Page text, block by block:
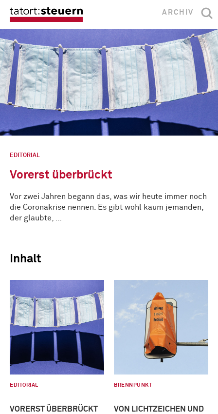
ARCHIV
EDITORIAL
Vorerst überbrückt
Vor zwei Jahren begann das, was wir heute immer noch
die Coronakrise nennen. Es gibt wohl kaum jemanden,
der glaubte, …
Inhalt
EDITORIAL
VORERST ÜBERBRÜCKT
BRENNPUNKT
VON LICHTZEICHEN UND